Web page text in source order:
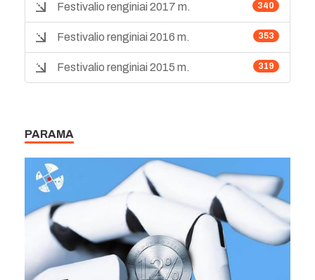
340
Festivalio renginiai 2017 m.
353
Festivalio renginiai 2016 m.
319
Festivalio renginiai 2015 m.
PARAMA